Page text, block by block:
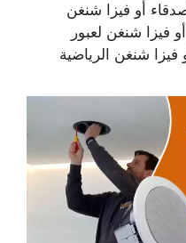
أو فيزا شنغن
فيزا شنغن لعبور
فيزا شنغن الرياضية